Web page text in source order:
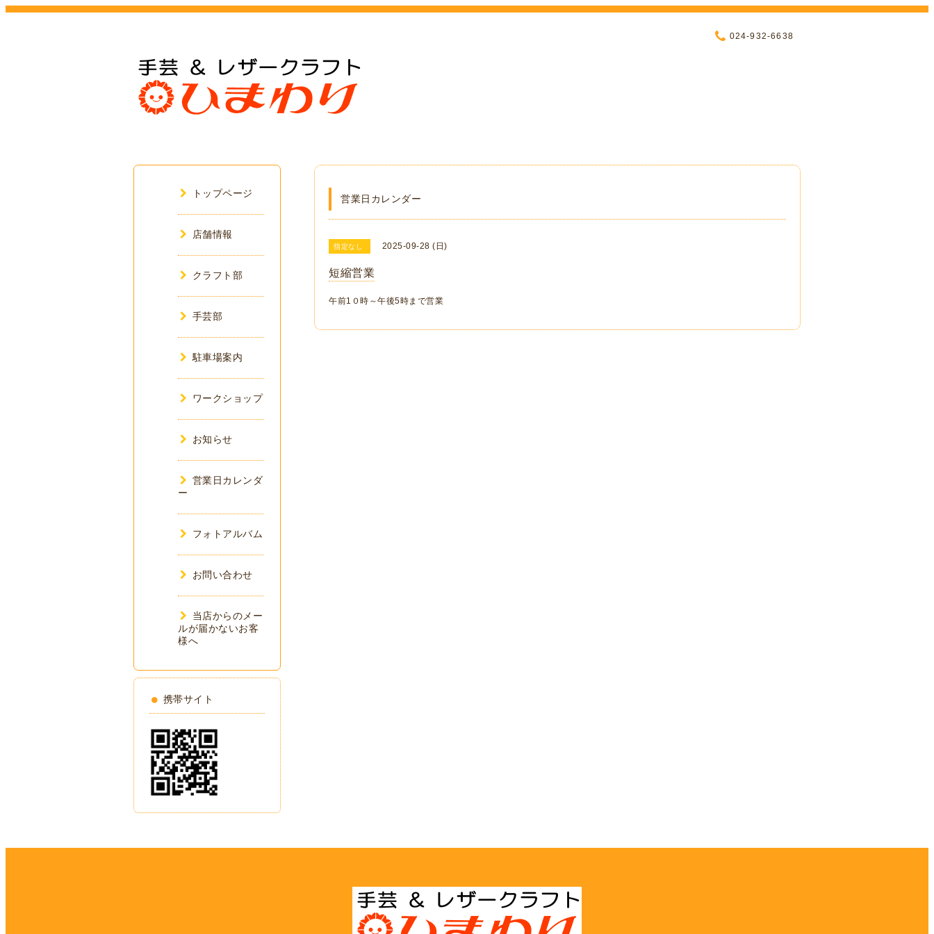
024-932-6638
営業日カレンダー
指定なし 2025-09-28 (日)
短縮営業
午前1０時～午後5時まで営業
トップページ
店舗情報
クラフト部
手芸部
駐車場案内
ワークショップ
お知らせ
営業日カレンダ
ー
フォトアルバム
お問い合わせ
当店からのメー
ルが届かないお客
様へ
携帯サイト